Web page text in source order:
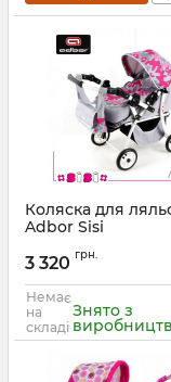
Коляска для
Adbor Sisi
3 320 грн.
Немає
на
складі
Знято з